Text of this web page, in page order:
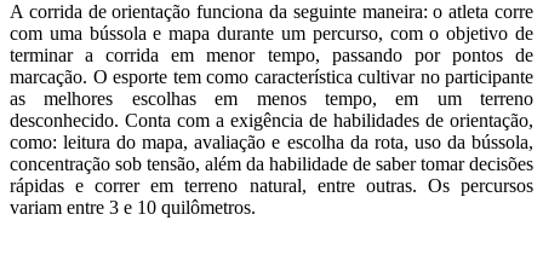
A corrida de orientação funciona da seguinte maneira: o atleta corre
com uma bússola e mapa durante um percurso, com o objetivo de
terminar a corrida em menor tempo, passando por pontos de
marcação. O esporte tem como característica cultivar no participante
as melhores escolhas em menos tempo, em um terreno
desconhecido. Conta com a exigência de habilidades de orientação,
como: leitura do mapa, avaliação e escolha da rota, uso da bússola,
concentração sob tensão, além da habilidade de saber tomar decisões
rápidas e correr em terreno natural, entre outras. Os percursos
variam entre 3 e 10 quilômetros.